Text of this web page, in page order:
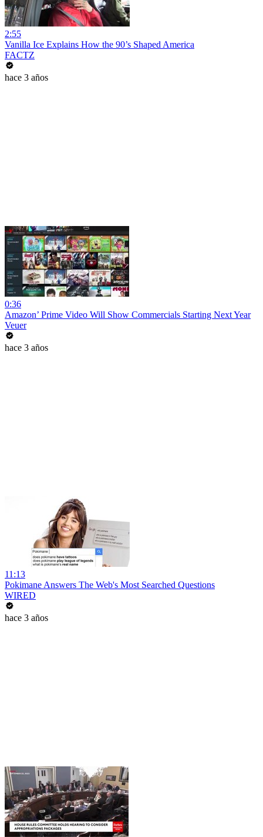
2:55
Vanilla Ice Explains How the 90’s Shaped America
FACTZ
hace 3 años
0:36
Amazon’ Prime Video Will Show Commercials Starting Next Year
Veuer
hace 3 años
11:13
Pokimane Answers The Web's Most Searched Questions
WIRED
hace 3 años